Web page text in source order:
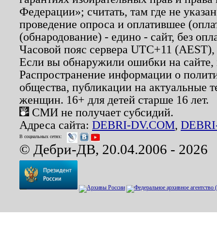
Федерации»; считать, там где не
проведение опроса и оплатившее
(обнародование) - едино - сайт, без
Часовой пояс сервера UTC+11
Если вы обнаружили ошибки на
Распространение информации о
общества, публикации на актуальные
женщин. 16+ для детей старше 16 лет.
СМИ не получает субсидий.
Адреса сайта: DEBRI-DV.COM,
В социальных сетях:
© Дебри-ДВ, 20.04.2006 - 2026